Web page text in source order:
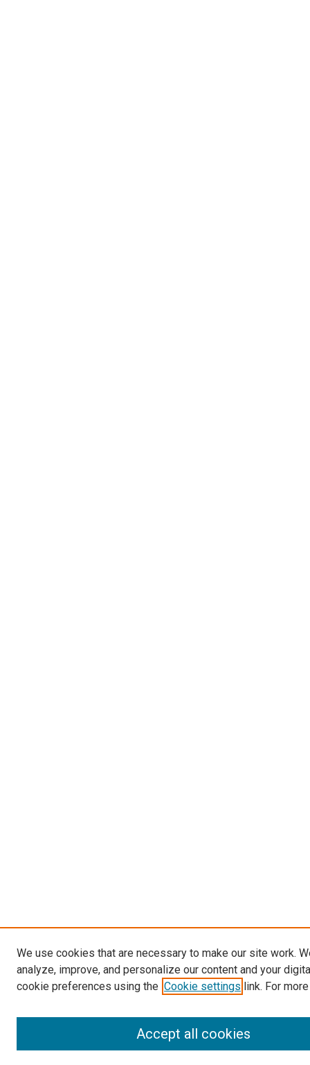
We use cookies that are necessary to make our site work.
analyze, improve, and personalize our content and your
cookie preferences using the Cookie settings link. For
Accept all cookies